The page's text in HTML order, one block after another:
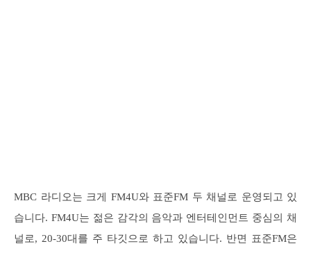
MBC 라디오는 크게 FM4U와 표준FM 두 채널로 운영되고 있
습니다. FM4U는 젊은 감각의 음악과 엔터테인먼트 중심의 채
널로, 20-30대를 주 타깃으로 하고 있습니다. 반면 표준FM은